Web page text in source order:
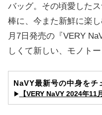
バッグ。その頃愛した
棒に、今また新鮮に楽
月7日発売の『VERY
しくて新しい、モノト
NaVY最新号の中身をチ
▶︎ 【VERY NaVY 2024年11